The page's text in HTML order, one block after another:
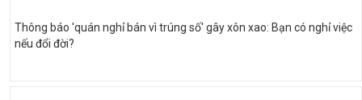
Thông báo 'quán nghỉ bán vì trúng số' gây xôn xao: Bạn có nghỉ việc
nếu đổi đời?